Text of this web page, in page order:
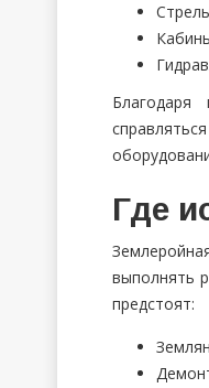
Благодаря
Где
выполнять
предстоят: